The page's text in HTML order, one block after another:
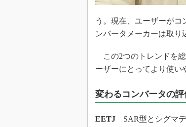
う。現在、ユーザーが
ンバータメーカーは取り
この2つのトレンドを
ーザーにとってより使い
変わるコンバータの
EETJ SAR型とシグマ